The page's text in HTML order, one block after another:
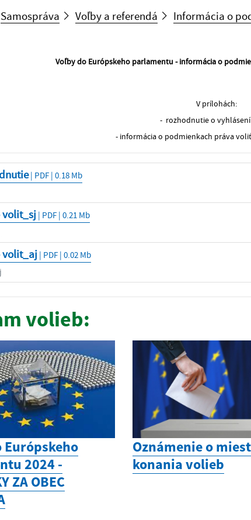
Samospráva Voľby a referendá Informácia o
Voľby do Európskeho parlamentu - informácia o
V prílohách:
- rozhodnutie o
- informácia o podmienkach práva
| PDF | 0.18 Mb
volit_sj| PDF | 0.21 Mb
volit_aj| PDF | 0.02 Mb
volieb:
Európskeho
2024 -
ZA OBEC
Oznámenie o
konania volieb